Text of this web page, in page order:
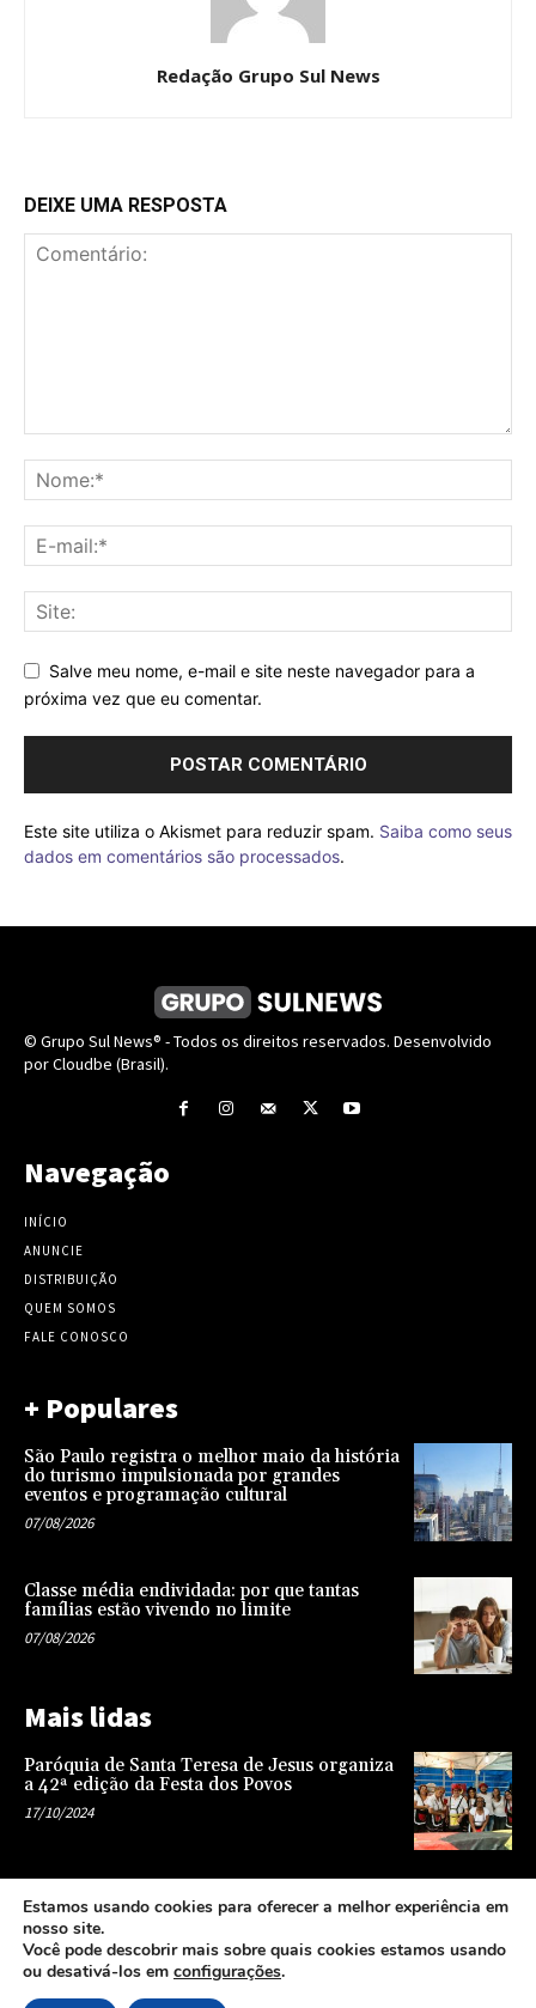
Redação Grupo Sul News
DEIXE UMA RESPOSTA
Salve meu nome, e-mail e site neste navegador para a
próxima vez que eu comentar.
Este site utiliza o Akismet para reduzir spam. Saiba como seus
dados em comentários são processados.
© Grupo Sul News® - Todos os direitos reservados. Desenvolvido
por Cloudbe (Brasil).
Navegação
INÍCIO
ANUNCIE
DISTRIBUIÇÃO
QUEM SOMOS
FALE CONOSCO
+ Populares
São Paulo registra o melhor maio da história
do turismo impulsionada por grandes
eventos e programação cultural
07/08/2026
Classe média endividada: por que tantas
famílias estão vivendo no limite
07/08/2026
Mais lidas
Paróquia de Santa Teresa de Jesus organiza
a 42ª edição da Festa dos Povos
17/10/2024
Representatividade na infância: o papel da
escola na formação de uma sociedade mais
justa e equitativa
26/04/2024
Estamos usando cookies para oferecer a melhor experiência em
nosso site.
Você pode descobrir mais sobre quais cookies estamos usando
ou desativá-los em configurações.